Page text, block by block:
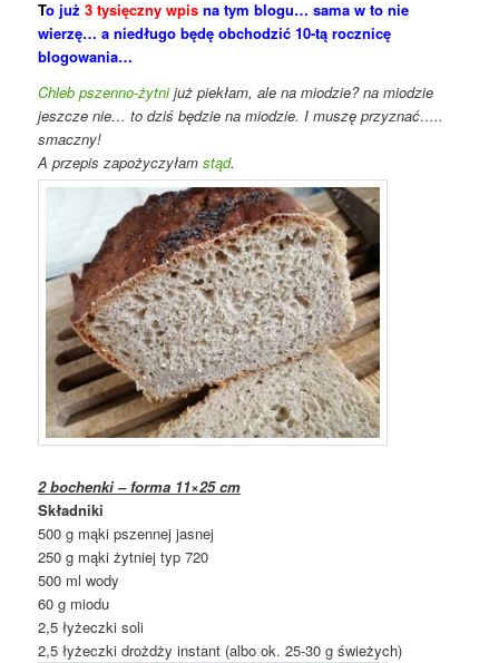
To już 3 tysięczny wpis na tym blogu… sama w to nie
wierzę… a niedługo będę obchodzić 10-tą rocznicę
blogowania…
Chleb pszenno-żytnijuż piekłam, ale na miodzie? na miodzie
jeszcze nie… to dziś będzie na miodzie. I muszę przyznać…..
smaczny!
A przepis zapożyczyłamstąd.
2 bochenki – forma 11×25 cm
Składniki
500 g mąki pszennej jasnej
250 g mąki żytniej typ 720
500 ml wody
60 g miodu
2,5 łyżeczki soli
2,5 łyżeczki drożdży instant (albo ok. 25-30 g świeżych)